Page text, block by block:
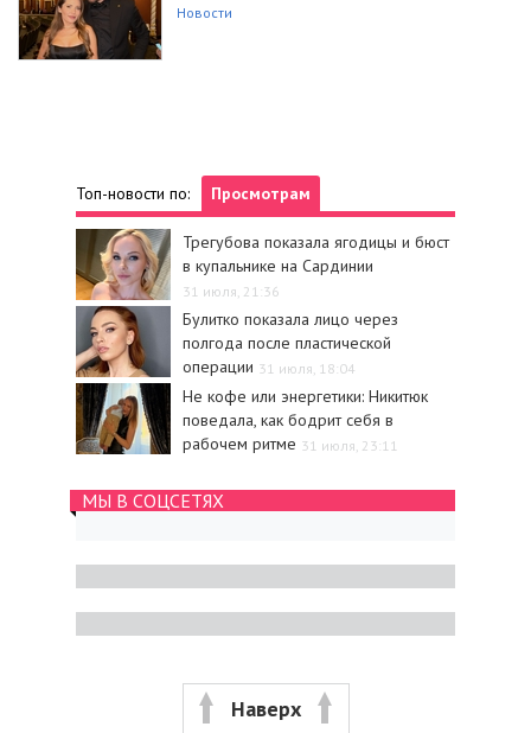
Новости
Топ-новости по: Просмотрам
Трегубова показала ягодицы и бюст
в купальнике на Сардинии
31 июля, 21:36
Булитко показала лицо через
полгода после пластической
операции 31 июля, 18:04
Не кофе или энергетики: Никитюк
поведала, как бодрит себя в
рабочем ритме 31 июля, 23:11
МЫ В СОЦСЕТЯХ
Наверх